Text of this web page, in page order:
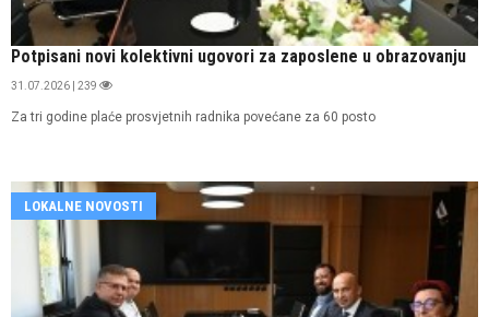
Potpisani novi kolektivni ugovori za zaposlene u obrazovanju
31.07.2026 | 239
Za tri godine plaće prosvjetnih radnika povećane za 60 posto
LOKALNE NOVOSTI